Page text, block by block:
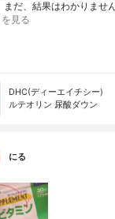
まだ、結果はわかりませ
見る
DHC(ディーエイチシー)
ルテオリン 尿酸ダウン
にる